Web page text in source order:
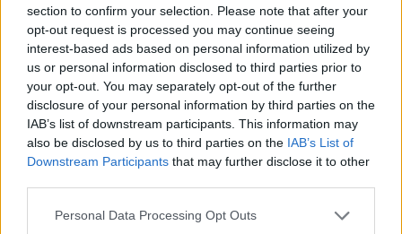
section to confirm your selection. Please note that after your
opt-out request is processed you may continue seeing
interest-based ads based on personal information utilized by
us or personal information disclosed to third parties prior to
your opt-out. You may separately opt-out of the further
disclosure of your personal information by third parties on the
IAB’s list of downstream participants. This information may
also be disclosed by us to third parties on the IAB’s List of
Downstream Participants that may further disclose it to other
Please note that this website/app uses one or more Google
Personal Data Processing Opt Outs